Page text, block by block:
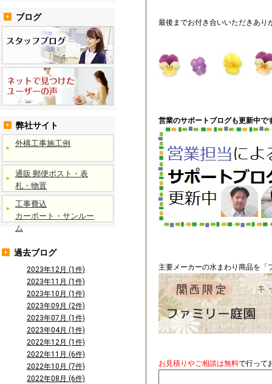
最後までお付き合いいただきあり
営業のサポートブログも更新中で
主要メーカーの水まわり商品を「
お見積りやご相談は無料で行って
ブログ
弊社サイト
外構工事施工例
通販 郵便ポスト・表
札・物置
工事費込
カーポート・サンルー
ム
過去ブログ
2023年12月 (1件)
2023年11月 (1件)
2023年10月 (1件)
2023年09月 (2件)
2023年07月 (1件)
2023年04月 (1件)
2022年12月 (1件)
2022年11月 (6件)
2022年10月 (7件)
2022年08月 (6件)